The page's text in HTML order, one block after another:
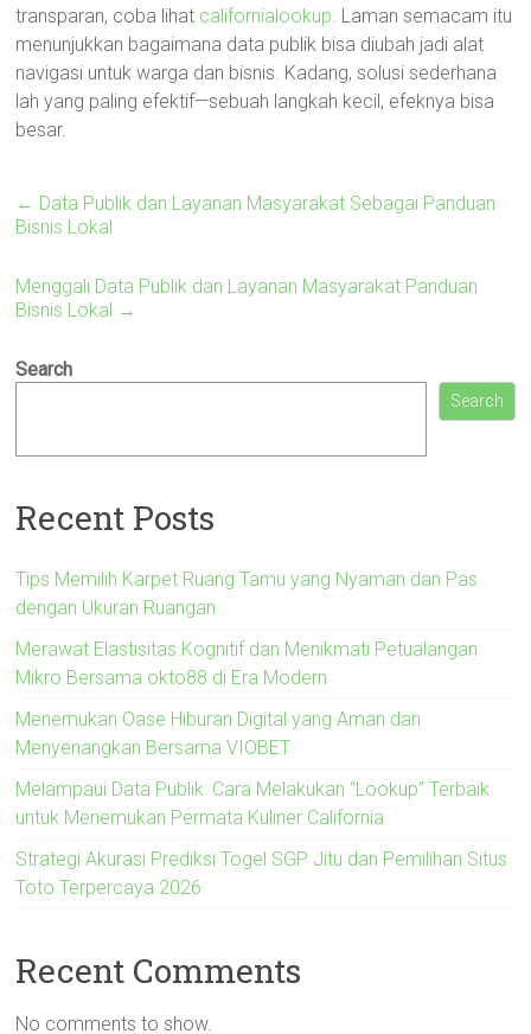
transparan, coba lihat californialookup. Laman semacam itu
menunjukkan bagaimana data publik bisa diubah jadi alat
navigasi untuk warga dan bisnis. Kadang, solusi sederhana
lah yang paling efektif—sebuah langkah kecil, efeknya bisa
besar.
← Data Publik dan Layanan Masyarakat Sebagai Panduan
Bisnis Lokal
Menggali Data Publik dan Layanan Masyarakat Panduan
Bisnis Lokal →
Search
Search
Recent Posts
Tips Memilih Karpet Ruang Tamu yang Nyaman dan Pas
dengan Ukuran Ruangan
Merawat Elastisitas Kognitif dan Menikmati Petualangan
Mikro Bersama okto88 di Era Modern
Menemukan Oase Hiburan Digital yang Aman dan
Menyenangkan Bersama VIOBET
Melampaui Data Publik: Cara Melakukan “Lookup” Terbaik
untuk Menemukan Permata Kuliner California
Strategi Akurasi Prediksi Togel SGP Jitu dan Pemilihan Situs
Toto Terpercaya 2026
Recent Comments
No comments to show.